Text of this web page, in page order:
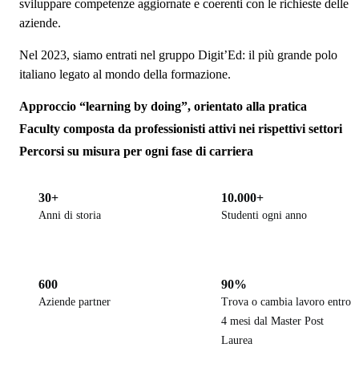
sviluppare competenze aggiornate e coerenti con le richieste delle
aziende.
Nel 2023, siamo entrati nel gruppo Digit’Ed: il più grande polo
italiano legato al mondo della formazione.
Approccio “learning by doing”, orientato alla pratica
Faculty composta da professionisti attivi nei rispettivi settori
Percorsi su misura per ogni fase di carriera
30+
Anni di storia
10.000+
Studenti ogni anno
600
Aziende partner
90%
Trova o cambia lavoro entro
4 mesi dal Master Post
Laurea